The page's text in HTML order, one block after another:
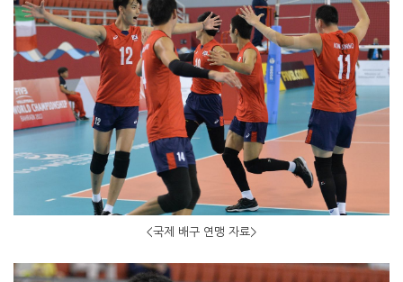
<국제 배구 연맹 자료>